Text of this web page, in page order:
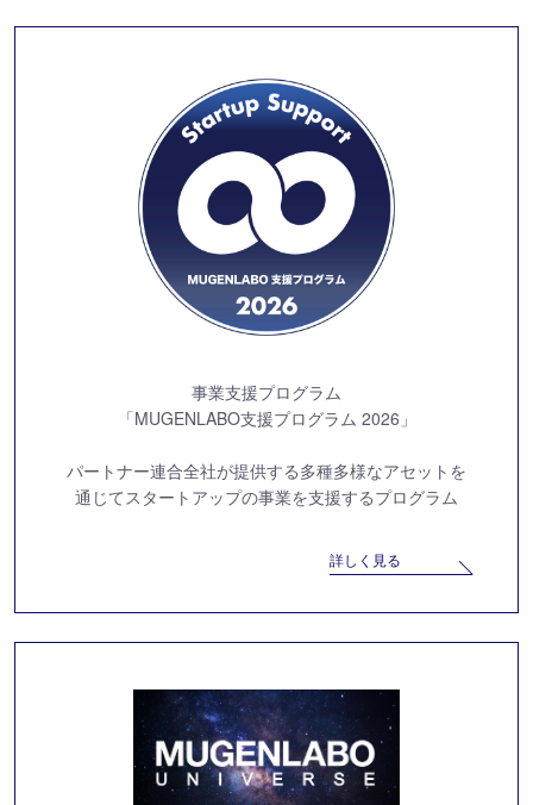
事業支援プログラム
「MUGENLABO支援プログラム 2026」
パートナー連合全社が提供する多種多様なアセットを
通じてスタートアップの事業を支援するプログラム
詳しく見る